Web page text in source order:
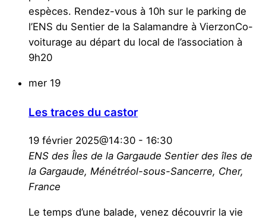
espèces. Rendez-vous à 10h sur le parking de
l’ENS du Sentier de la Salamandre à VierzonCo-
voiturage au départ du local de l’association à
9h20
mer 19
Les traces du castor
19 février 2025@14:30 - 16:30
ENS des Îles de la Gargaude Sentier des îles de
la Gargaude, Ménétréol-sous-Sancerre, Cher,
France
Le temps d’une balade, venez découvrir la vie